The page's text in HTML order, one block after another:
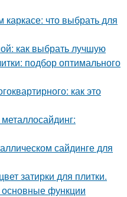
что выбрать для
как выбрать лучшую
подбор оптимального
как это
сайдинге для
затирки для плитки.
основные функции